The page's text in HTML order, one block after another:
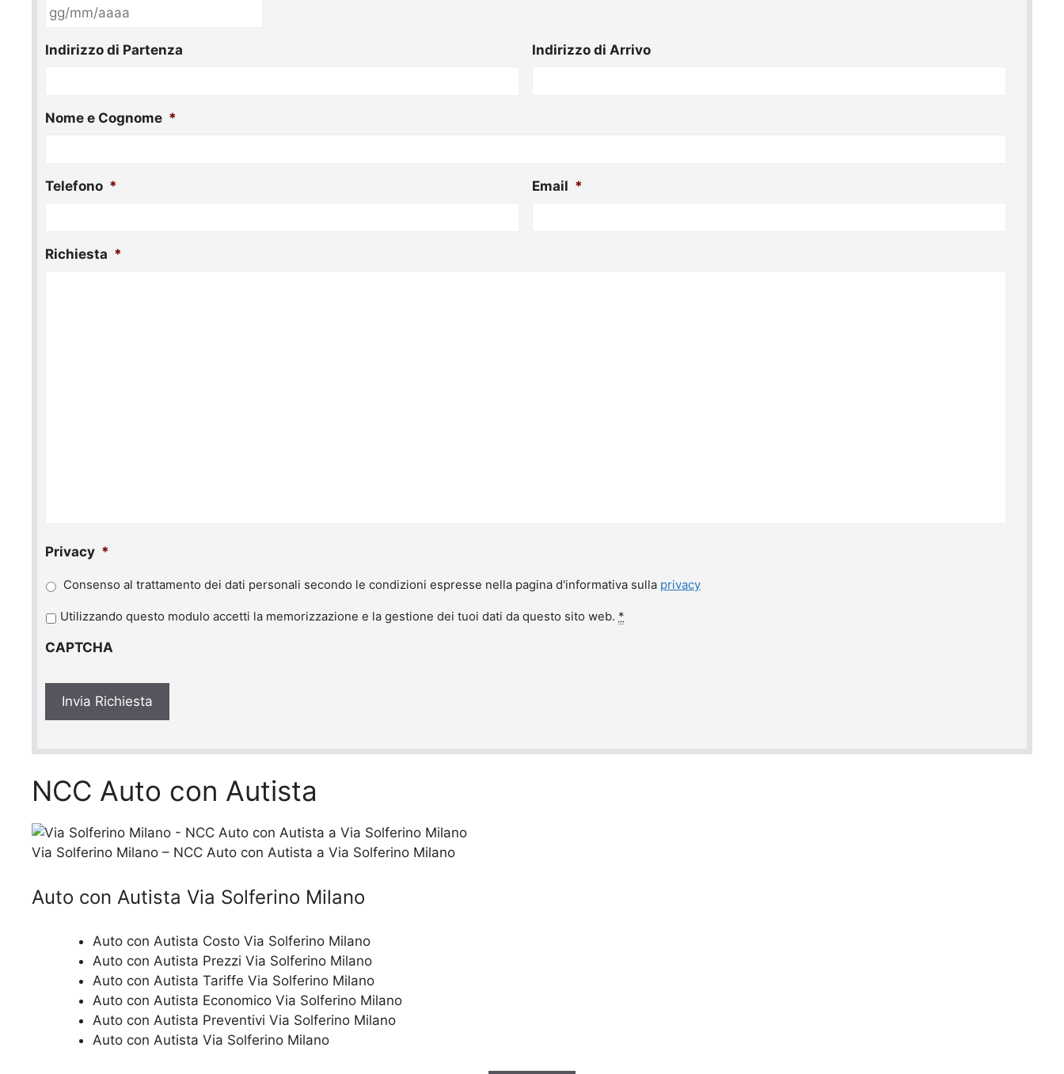
Indirizzo di Partenza Indirizzo di Arrivo
Nome e Cognome *
Telefono * Email *
Richiesta *
Privacy *
Consenso al trattamento dei dati personali secondo le condizioni espresse nella pagina d'informativa sulla privacy
P
i
a
y
Utilizzando questo modulo accetti la memorizzazione e la gestione dei tuoi dati da questo sito web. *
CAPTCHA
NCC Auto con Autista
Via Solferino Milano – NCC Auto con Autista a Via Solferino Milano
Auto con Autista Via Solferino Milano
Auto con Autista Costo Via Solferino Milano
Auto con Autista Prezzi Via Solferino Milano
Auto con Autista Tariffe Via Solferino Milano
Auto con Autista Economico Via Solferino Milano
Auto con Autista Preventivi Via Solferino Milano
Auto con Autista Via Solferino Milano